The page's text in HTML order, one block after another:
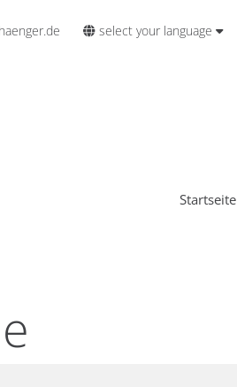
select your language
Startseite